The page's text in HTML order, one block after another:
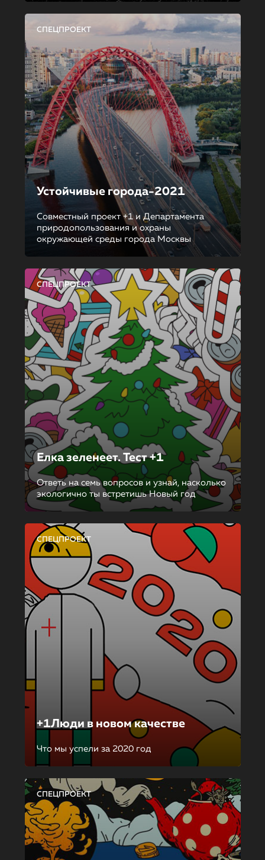
СПЕЦПРОЕКТ
Устойчивые города-2021
Совместный проект +1 и Департамента
природопользования и охраны
окружающей среды города Москвы
СПЕЦПРОЕКТ
Елка зеленеет. Тест +1
Ответь на семь вопросов и узнай, насколько
экологично ты встретишь Новый год
СПЕЦПРОЕКТ
+1Люди в новом качестве
Что мы успели за 2020 год
СПЕЦПРОЕКТ